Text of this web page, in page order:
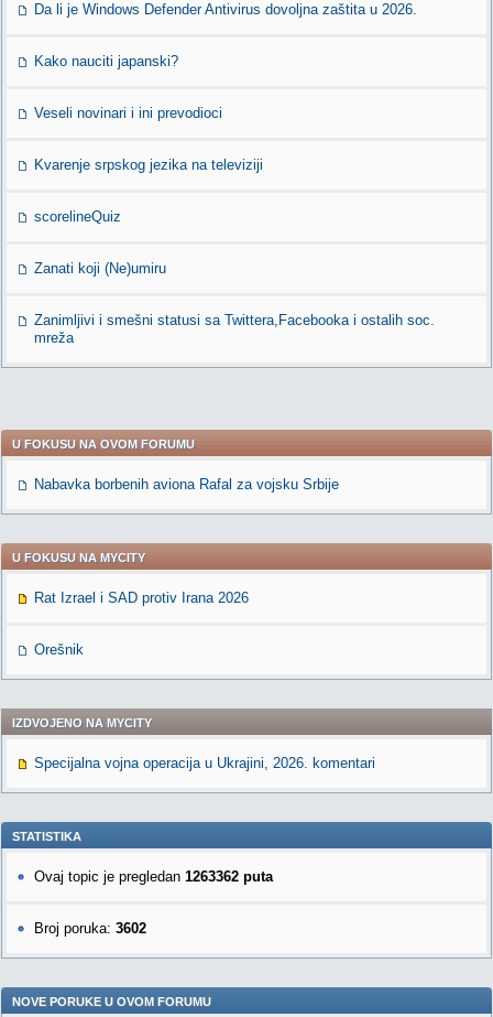
Da li je Windows Defender Antivirus dovoljna zaštita u 2026.
Kako nauciti japanski?
Veseli novinari i ini prevodioci
Kvarenje srpskog jezika na televiziji
scorelineQuiz
Zanati koji (Ne)umiru
Zanimljivi i smešni statusi sa Twittera,Facebooka i ostalih soc.
mreža
U FOKUSU NA OVOM FORUMU
Nabavka borbenih aviona Rafal za vojsku Srbije
U FOKUSU NA MYCITY
Rat Izrael i SAD protiv Irana 2026
Orešnik
IZDVOJENO NA MYCITY
Specijalna vojna operacija u Ukrajini, 2026. komentari
STATISTIKA
Ovaj topic je pregledan 1263362 puta
Broj poruka: 3602
NOVE PORUKE U OVOM FORUMU